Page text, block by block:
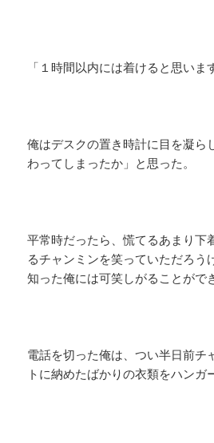
「１時間以内には着けると思いま
俺はデスクの置き時計に目を凝ら
わってしまったか」と思った。
平常時だったら、慌てるあまり下
るチャンミンを笑っていただろう
知った俺には可笑しがることがで
電話を切った俺は、つい半日前チ
トに納めたばかりの衣類をハンガ